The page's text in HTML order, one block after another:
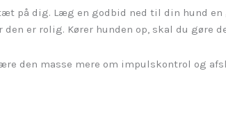
på dig. Læg en godbid ned til din hund
er rolig. Kører hunden op, skal du gøre
den masse mere om impulskontrol og